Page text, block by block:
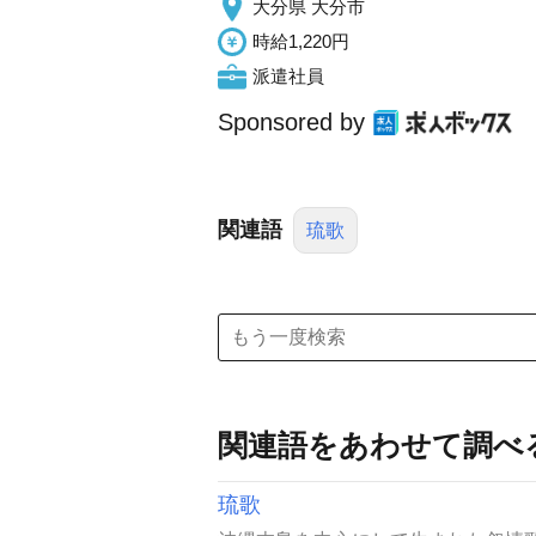
大分県 大分市
時給1,220円
派遣社員
Sponsored by
関連語 琉歌
関連語をあわせて調べ
琉歌